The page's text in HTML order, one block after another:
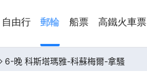
自由行 郵輪 船票 高鐵火車票
6-晚 科斯塔瑪雅-科蘇梅爾-拿騷